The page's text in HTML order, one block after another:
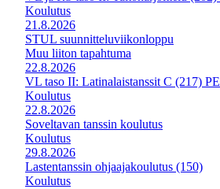
Koulutus
21.8.2026
STUL suunnitteluviikonloppu
Muu liiton tapahtuma
22.8.2026
VL taso II: Latinalaistanssit C (217)
Koulutus
22.8.2026
Soveltavan tanssin koulutus
Koulutus
29.8.2026
Lastentanssin ohjaajakoulutus (150)
Koulutus